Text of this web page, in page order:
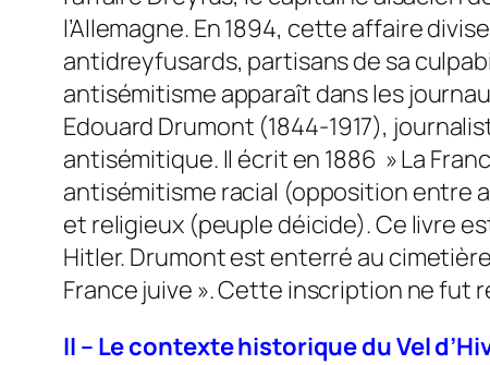
l’Allemagne. En 1894, cette affaire
antidreyfusards, partisans de sa
antisémitisme apparaît dans les
Edouard Drumont (1844-1917),
antisémitique. Il écrit en 1886 » La
antisémitisme racial (opposition entre
et religieux (peuple déicide). Ce livre
Hitler. Drumont est enterré au
France juive ». Cette inscription ne fut
II – Le contexte historique du Vel